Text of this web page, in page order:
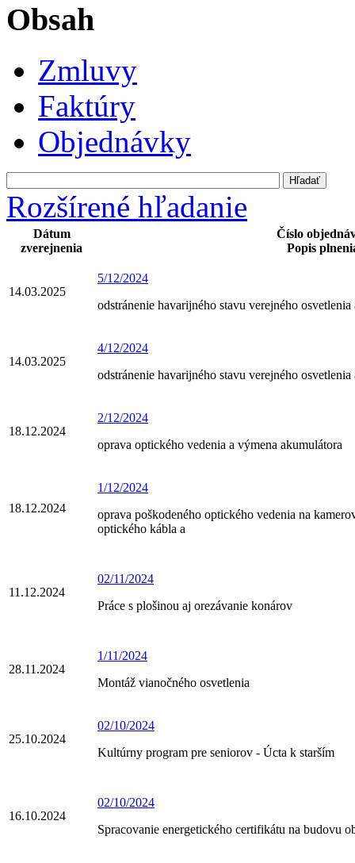
Obsah
Zmluvy
Faktúry
Objednávky
Rozšírené hľadanie
Dátum
zverejnenia
Číslo
Popis
14.03.2025
5/12/2024
odstránenie havarijného stavu verejného osvetlenia
14.03.2025
4/12/2024
odstránenie havarijného stavu verejného
18.12.2024
2/12/2024
oprava optického vedenia a výmena akumulátora
18.12.2024
1/12/2024
oprava poškodeného optického vedenia na
optického kábla a
11.12.2024
02/11/2024
Práce s plošinou aj orezávanie konárov
28.11.2024
1/11/2024
Montáž vianočného osvetlenia
25.10.2024
02/10/2024
Kultúrny program pre seniorov - Úcta k starším
16.10.2024
02/10/2024
Spracovanie energetického certifikátu na budovu